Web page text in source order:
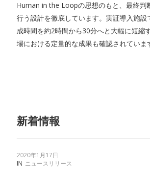
Human in the Loopの思想のもと、最終判
行う設計を徹底しています。実証導入施設
成時間を約2時間から30分へと大幅に短縮
場における定量的な成果も確認されていま
新着情報
2020年1月17日
IN ニュースリリース